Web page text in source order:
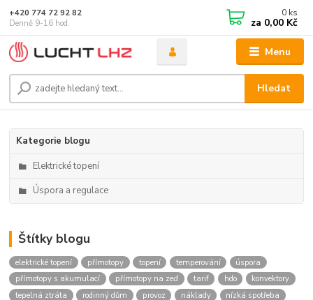
Menu
Hledat
+420 774 72 92 82
Denně 9-16 hod.
0 ks
za 0,00 Kč
Kategorie blogu
Elektrické topení
Úspora a regulace
Štítky blogu
elektrické topení přímotopy topení temperování
úspora
přímotopy s akumulací
přímotopy na zeď tarif hdo
konvektory
tepelná ztráta
rodinný dům provoz náklady
nízká spotřeba